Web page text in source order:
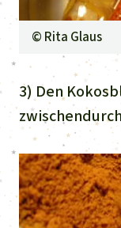
© Rita Glaus
3) Den